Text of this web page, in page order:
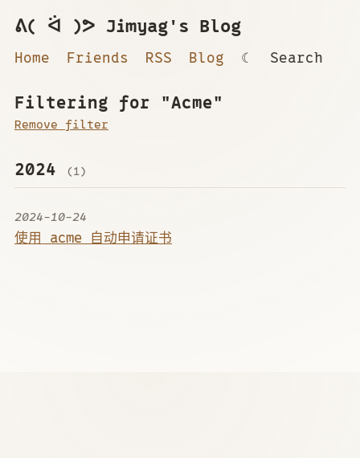
ᕕ( ᐛ )ᕗ Jimyag's Blog
Home Friends RSS Blog ☾ Search
Filtering for "Acme"
Remove filter
2024 (1)
2024-10-24
使用 acme 自动申请证书